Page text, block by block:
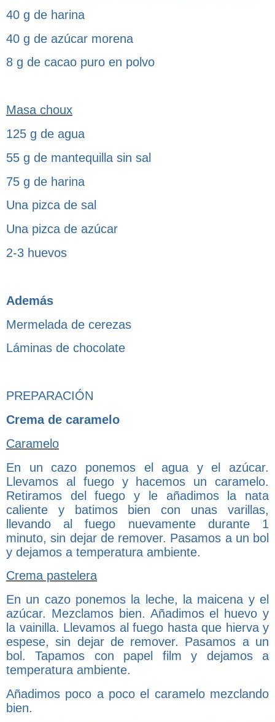
40 g de harina
40 g de azúcar morena
8 g de cacao puro en polvo
Masa choux
125 g de agua
55 g de mantequilla sin sal
75 g de harina
Una pizca de sal
Una pizca de azúcar
2-3 huevos
Además
Mermelada de cerezas
Láminas de chocolate
PREPARACIÓN
Crema de caramelo
Caramelo
En un cazo ponemos el agua y el azúcar.
Llevamos al fuego y hacemos un caramelo.
Retiramos del fuego y le añadimos la nata
caliente y batimos bien con unas varillas,
llevando al fuego nuevamente durante 1
minuto, sin dejar de remover. Pasamos a un bol
y dejamos a temperatura ambiente.
Crema pastelera
En un cazo ponemos la leche, la maicena y el
azúcar. Mezclamos bien. Añadimos el huevo y
la vainilla. Llevamos al fuego hasta que hierva y
espese, sin dejar de remover. Pasamos a un
bol. Tapamos con papel film y dejamos a
temperatura ambiente.
Añadimos poco a poco el caramelo mezclando
bien.